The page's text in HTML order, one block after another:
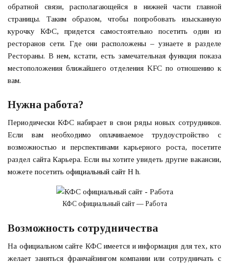
обратной связи, располагающейся в нижней части главной
страницы. Таким образом, чтобы попробовать изысканную
курочку КФС, придется самостоятельно посетить один из
ресторанов сети. Где они расположены – узнаете в разделе
Рестораны. В нем, кстати, есть замечательная функция показа
местоположения ближайшего отделения KFC по отношению к
вам.
Нужна работа?
Периодически КФС набирает в свои ряды новых сотрудников.
Если вам необходимо оплачиваемое трудоустройство с
возможностью и перспективами карьерного роста, посетите
раздел сайта Карьера. Если вы хотите увидеть другие вакансии,
можете посетитьофициальный сайт H h.
КФС официальный сайт — Работа
Возможность сотрудничества
На официальном сайте КФС имеется и информация для тех, кто
желает заняться франчайзингом компании или сотрудничать с